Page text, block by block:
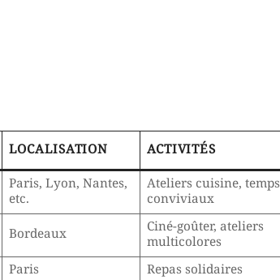
LOCALISATION ACTIVITÉS
Paris, Lyon, Nantes,
etc.
Ateliers cuisine, temps
conviviaux
Bordeaux
Ciné-goûter, ateliers
multicolores
Paris Repas solidaires